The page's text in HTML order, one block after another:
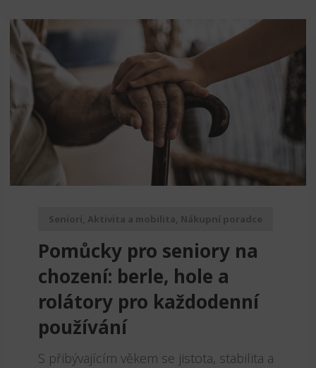
Seniori, Aktivita a mobilita, Nákupní poradce
Pomůcky pro seniory na
chození: berle, hole a
rolátory pro každodenní
používání
S přibývajícím věkem se jistota, stabilita a